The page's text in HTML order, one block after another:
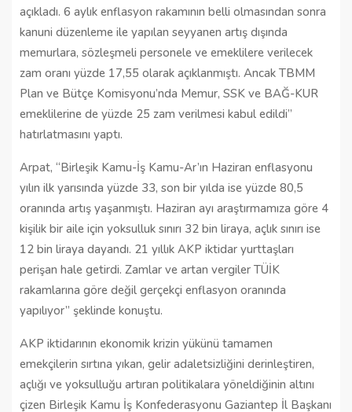
açıkladı. 6 aylık enflasyon rakamının belli olmasından sonra
kanuni düzenleme ile yapılan seyyanen artış dışında
memurlara, sözleşmeli personele ve emeklilere verilecek
zam oranı yüzde 17,55 olarak açıklanmıştı. Ancak TBMM
Plan ve Bütçe Komisyonu’nda Memur, SSK ve BAĞ-KUR
emeklilerine de yüzde 25 zam verilmesi kabul edildi”
hatırlatmasını yaptı.
Arpat, “Birleşik Kamu-İş Kamu-Ar’ın Haziran enflasyonu
yılın ilk yarısında yüzde 33, son bir yılda ise yüzde 80,5
oranında artış yaşanmıştı. Haziran ayı araştırmamıza göre 4
kişilik bir aile için yoksulluk sınırı 32 bin liraya, açlık sınırı ise
12 bin liraya dayandı. 21 yıllık AKP iktidar yurttaşları
perişan hale getirdi. Zamlar ve artan vergiler TÜİK
rakamlarına göre değil gerçekçi enflasyon oranında
yapılıyor” şeklinde konuştu.
AKP iktidarının ekonomik krizin yükünü tamamen
emekçilerin sırtına yıkan, gelir adaletsizliğini derinleştiren,
açlığı ve yoksulluğu artıran politikalara yöneldiğinin altını
çizen Birleşik Kamu İş Konfederasyonu Gaziantep İl Başkanı